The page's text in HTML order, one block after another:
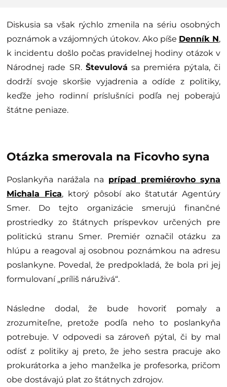
Diskusia sa však rýchlo zmenila na sériu osobných
poznámok a vzájomných útokov. Ako píše Denník N,
k incidentu došlo počas pravidelnej hodiny otázok v
Národnej rade SR. Števulová sa premiéra pýtala, či
dodrží svoje skoršie vyjadrenia a odíde z politiky,
keďže jeho rodinní príslušníci podľa nej poberajú
štátne peniaze.
Otázka smerovala na Ficovho syna
Poslankyňa narážala na prípad premiérovho syna
Michala Fica, ktorý pôsobí ako štatutár Agentúry
Smer. Do tejto organizácie smerujú finančné
prostriedky zo štátnych príspevkov určených pre
politickú stranu Smer. Premiér označil otázku za
hlúpu a reagoval aj osobnou poznámkou na adresu
poslankyne. Povedal, že predpokladá, že bola pri jej
formulovaní „príliš náruživá“.
Následne dodal, že bude hovoriť pomaly a
zrozumiteľne, pretože podľa neho to poslankyňa
potrebuje. V odpovedi sa zároveň pýtal, či by mal
odísť z politiky aj preto, že jeho sestra pracuje ako
prokurátorka a jeho manželka je profesorka, pričom
obe dostávajú plat zo štátnych zdrojov.